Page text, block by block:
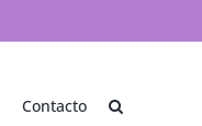
Contacto